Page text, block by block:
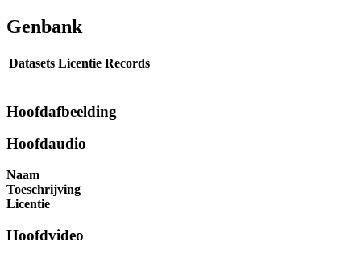
Genbank
Datasets Licentie Records
Hoofdafbeelding
Hoofdaudio
Naam
Toeschrijving
Licentie
Hoofdvideo